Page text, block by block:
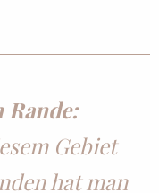
Rande:
Gebiet
hat man